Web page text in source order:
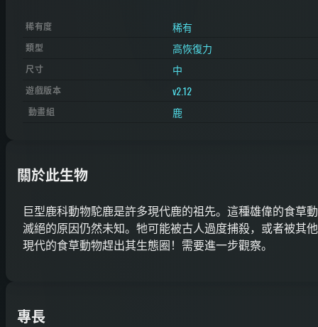
稀有度 稀有
類型 高恢復力
尺寸 中
遊戲版本 v2.12
動畫組 鹿
關於此生物
巨型鹿科動物駝鹿是許多現代鹿的祖先。這種雄偉的食草
滅絕的原因仍然未知。牠可能被古人過度捕殺，或者被其
現代的食草動物趕出其生態圈！需要進一步觀察。
專長